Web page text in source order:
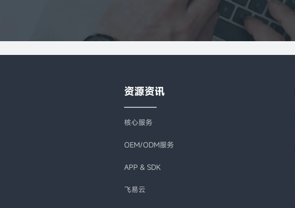
资源资讯
核心服务
OEM/ODM服务
APP & SDK
飞易云